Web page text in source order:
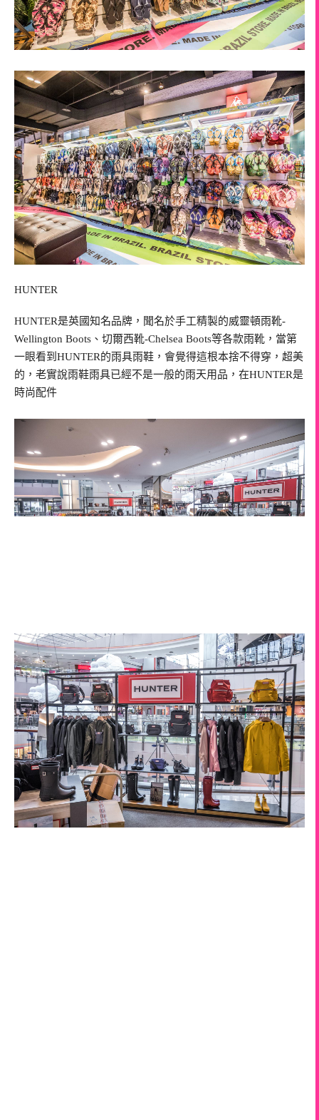
HUNTER
HUNTER是英國知名品牌，聞名於手工精製的威靈頓雨靴-
Wellington Boots、切爾西靴-Chelsea Boots等各款雨靴，當第
一眼看到HUNTER的雨具雨鞋，會覺得這根本捨不得穿，超美
的，老實說雨鞋雨具已經不是一般的雨天用品，在HUNTER是
時尚配件